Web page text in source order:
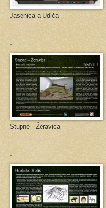
Jasenica a Udiča
.
Stupné - Žeravica
.